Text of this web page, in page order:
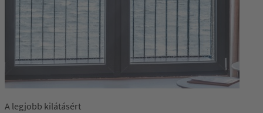
A legjobb kilátásért